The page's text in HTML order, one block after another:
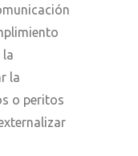
la
la
o peritos